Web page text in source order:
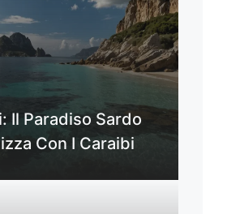
Il Paradiso Sardo
Con I Caraibi